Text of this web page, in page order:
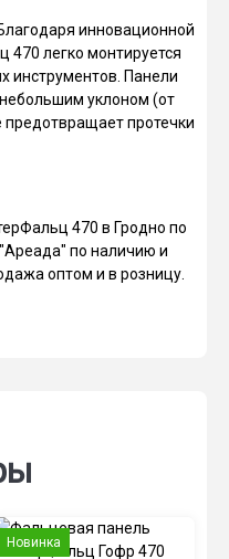
инновационной
470 легко монтируется
инструментов. Панели
уклоном (от
предотвращает протечки
470 в Гродно по
по наличию и
оптом и в розницу.
Новинка